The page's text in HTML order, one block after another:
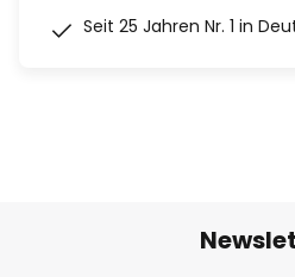
Seit 25 Jahren Nr. 1 in